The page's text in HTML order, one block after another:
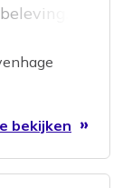
bekijken